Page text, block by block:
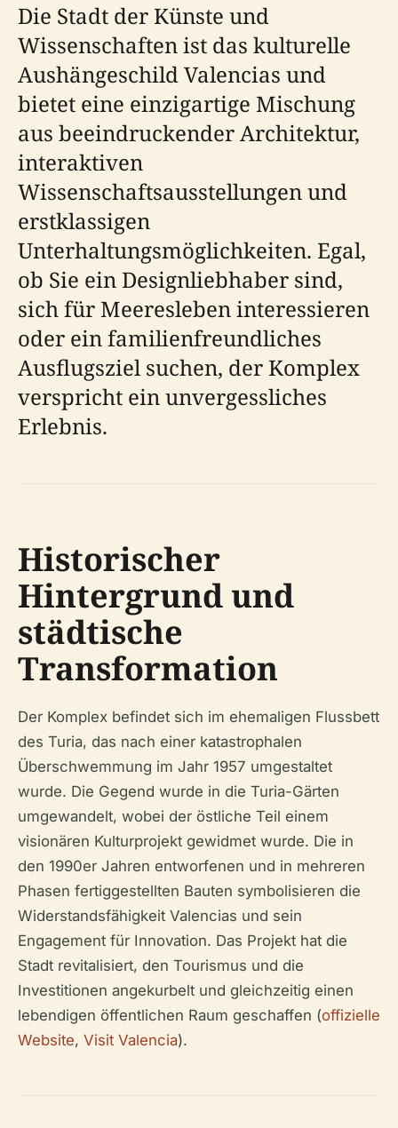
Die Stadt der Künste und
Wissenschaften ist das kulturelle
Aushängeschild Valencias und
bietet eine einzigartige Mischung
aus beeindruckender Architektur,
interaktiven
Wissenschaftsausstellungen und
erstklassigen
Unterhaltungsmöglichkeiten. Egal,
ob Sie ein Designliebhaber sind,
sich für Meeresleben interessieren
oder ein familienfreundliches
Ausflugsziel suchen, der Komplex
verspricht ein unvergessliches
Erlebnis.
Historischer
Hintergrund und
städtische
Transformation
Der Komplex befindet sich im ehemaligen Flussbett
des Turia, das nach einer katastrophalen
Überschwemmung im Jahr 1957 umgestaltet
wurde. Die Gegend wurde in die Turia-Gärten
umgewandelt, wobei der östliche Teil einem
visionären Kulturprojekt gewidmet wurde. Die in
den 1990er Jahren entworfenen und in mehreren
Phasen fertiggestellten Bauten symbolisieren die
Widerstandsfähigkeit Valencias und sein
Engagement für Innovation. Das Projekt hat die
Stadt revitalisiert, den Tourismus und die
Investitionen angekurbelt und gleichzeitig einen
lebendigen öffentlichen Raum geschaffen (offizielle
Website, Visit Valencia).